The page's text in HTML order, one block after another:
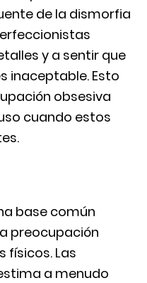
de la dismorfia
y a sentir que
inaceptable. Esto
obsesiva
cuando estos
base común
preocupación
físicos. Las
a menudo